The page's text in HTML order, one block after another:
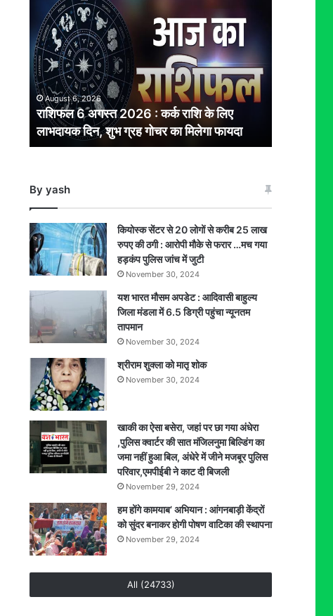
अगस्त
2026
कर्क
राशि
लिए
लाभदायक
दिन,
गोचर
का
फायदा
August 6, 2026
राशिफल 6 अगस्त 2026 : कर्क राशि के लिए
लाभदायक दिन, शुभ ग्रह गोचर का मिलेगा फायदा
By yash
कियोस्क सेंटर से 20 लोगों से करीब 25 लाख
रुपए की ठगी : आरोपी मौके से फरार …मच गया
हड़कंप पुलिस जांच में जुटी
November 30, 2024
यश भारत मौसम अपडेट : आदिवासी बाहुल्य
जिला मंडला में 6.5 डिग्री पहुंचा न्यूनतम
तापमान
November 30, 2024
श्रीराम शुक्ला को मातृ शोक
November 30, 2024
खाकी का ऐसा बसेरा, जहां पर छा गया अंधेरा
,पुलिस क्वार्टर की सात मंजिलनुमा बिल्डिंग का
जमा नहीं हुआ बिल, अंधेरे में जीने मजबूर पुलिस
परिवार,एमपीईबी ने काट दी बिजली
November 29, 2024
हम होंगे कामयाब’ अभियान : आंगनबाड़ी केंद्रों
को सुंदर बनाकर होगी पोषण वाटिका की स्थापना
November 29, 2024
All (24733)